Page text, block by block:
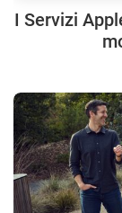
I Servizi